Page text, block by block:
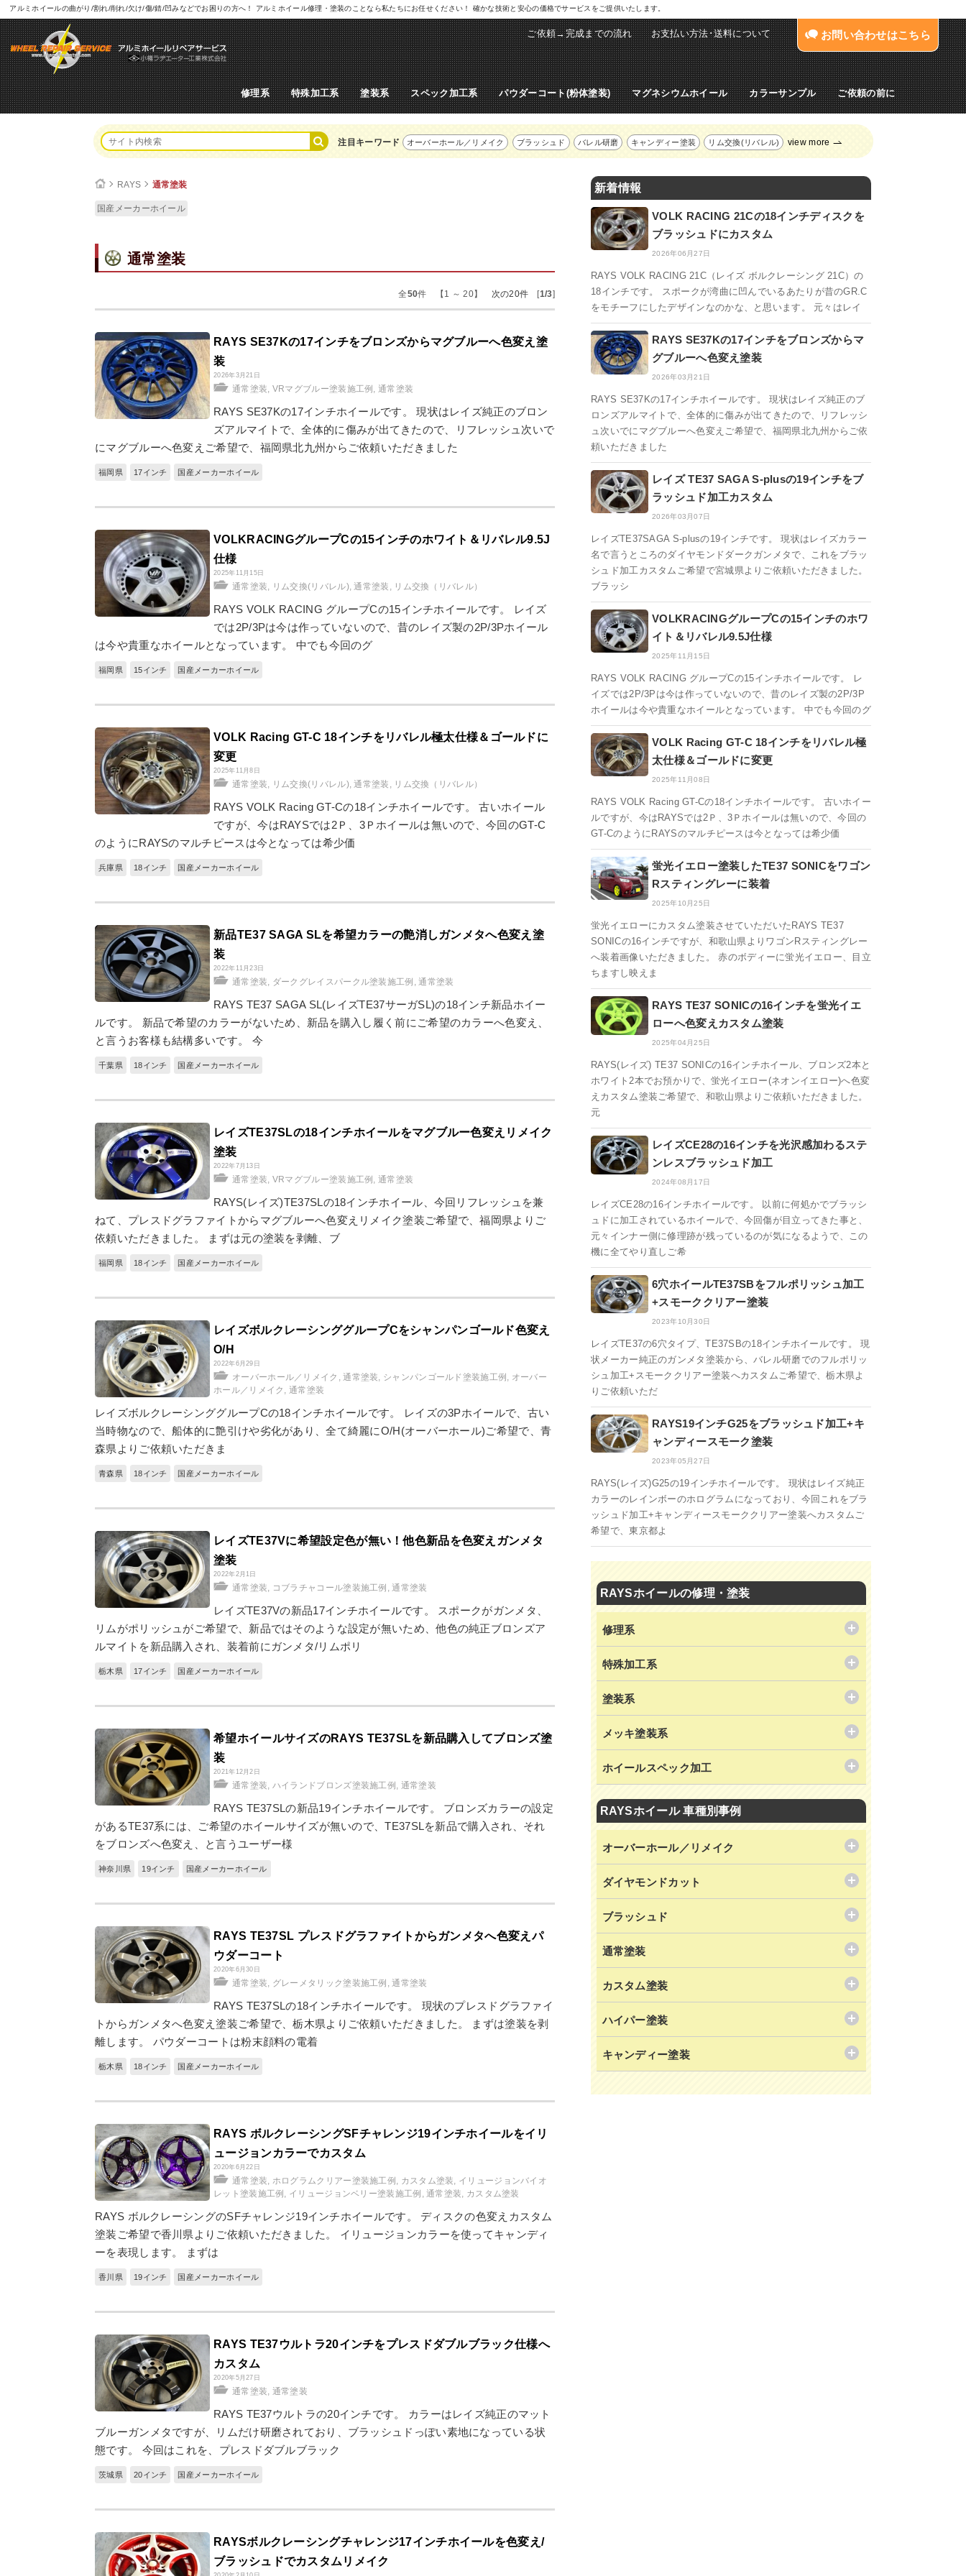
アルミホイールの曲がり/割れ/削れ/欠け/傷/錆/凹みなどでお困りの方へ！ アルミホイール修理・塗装のことなら私たちにお任せください！ 確かな技術と安心の価格でサービスをご提供いたします。
ご依頼→完成までの流れ お支払い方法･送料について お問い合わせはこちら
修理系 特殊加工系 塗装系 スペック加工系 パウダーコート(粉体塗装) マグネシウムホイール カラーサンプル ご依頼の前に
注目キーワード オーバーホール／リメイク ブラッシュド バレル研磨 キャンディー塗装 リム交換(リバレル) view more
RAYS 通常塗装
国産メーカーホイール
通常塗装
全50件 【1 ～ 20】 次の20件 [1/3]
RAYS SE37Kの17インチをブロンズからマグブルーへ色変え塗
装
2026年3月21日
通常塗装, VRマグブルー塗装施工例 ,通常塗装
RAYS SE37Kの17インチホイールです。 現状はレイズ純正のブロン
ズアルマイトで、全体的に傷みが出てきたので、リフレッシュ次いで
にマグブルーへ色変えご希望で、福岡県北九州からご依頼いただきました
福岡県 17インチ 国産メーカーホイール
VOLKRACINGグループCの15インチのホワイト＆リバレル9.5J
仕様
2025年11月15日
通常塗装, リム交換(リバレル),通常塗装 , リム交換（リバレル）
RAYS VOLK RACING グループCの15インチホイールです。 レイズ
では2P/3Pは今は作っていないので、昔のレイズ製の2P/3Pホイール
は今や貴重なホイールとなっています。 中でも今回のグ
福岡県 15インチ 国産メーカーホイール
VOLK Racing GT-C 18インチをリバレル極太仕様＆ゴールドに
変更
2025年11月8日
通常塗装, リム交換(リバレル),通常塗装 , リム交換（リバレル）
RAYS VOLK Racing GT-Cの18インチホイールです。 古いホイール
ですが、今はRAYSでは2Ｐ、3Ｐホイールは無いので、今回のGT-C
のようにRAYSのマルチピースは今となっては希少価
兵庫県 18インチ 国産メーカーホイール
新品TE37 SAGA SLを希望カラーの艶消しガンメタへ色変え塗
装
2022年11月23日
通常塗装, ダークグレイスパークル塗装施工例 ,通常塗装
RAYS TE37 SAGA SL(レイズTE37サーガSL)の18インチ新品ホイー
ルです。 新品で希望のカラーがないため、新品を購入し履く前にご希望のカラーへ色変え、
と言うお客様も結構多いです。 今
千葉県 18インチ 国産メーカーホイール
レイズTE37SLの18インチホイールをマグブルー色変えリメイク
塗装
2022年7月13日
通常塗装, VRマグブルー塗装施工例 ,通常塗装
RAYS(レイズ)TE37SLの18インチホイール、今回リフレッシュを兼
ねて、プレスドグラファイトからマグブルーへ色変えリメイク塗装ご希望で、福岡県よりご
依頼いただきました。 まずは元の塗装を剥離、ブ
福岡県 18インチ 国産メーカーホイール
レイズボルクレーシンググループCをシャンパンゴールド色変え
O/H
2022年6月29日
オーバーホール／リメイク ,通常塗装, シャンパンゴールド塗装施工例 , オーバー
ホール／リメイク ,通常塗装
レイズボルクレーシンググループCの18インチホイールです。 レイズの3Pホイールで、古い
当時物なので、船体的に艶引けや劣化があり、全て綺麗にO/H(オーバーホール)ご希望で、青
森県よりご依頼いただきま
青森県 18インチ 国産メーカーホイール
レイズTE37Vに希望設定色が無い！他色新品を色変えガンメタ
塗装
2022年2月1日
通常塗装, コブラチャコール塗装施工例 ,通常塗装
レイズTE37Vの新品17インチホイールです。 スポークがガンメタ、
リムがポリッシュがご希望で、新品ではそのような設定が無いため、他色の純正ブロンズア
ルマイトを新品購入され、装着前にガンメタ/リムポリ
栃木県 17インチ 国産メーカーホイール
希望ホイールサイズのRAYS TE37SLを新品購入してブロンズ塗
装
2021年12月2日
通常塗装, ハイランドブロンズ塗装施工例 , 通常塗装
RAYS TE37SLの新品19インチホイールです。 ブロンズカラーの設定
があるTE37系には、ご希望のホイールサイズが無いので、TE37SLを新品で購入され、それ
をブロンズへ色変え、と言うユーザー様
神奈川県 19インチ 国産メーカーホイール
RAYS TE37SL プレスドグラファイトからガンメタへ色変えパ
ウダーコート
2020年6月30日
通常塗装, グレーメタリック塗装施工例 ,通常塗装
RAYS TE37SLの18インチホイールです。 現状のプレスドグラファイ
トからガンメタへ色変え塗装ご希望で、栃木県よりご依頼いただきました。 まずは塗装を剥
離します。 パウダーコートは粉末顔料の電着
栃木県 18インチ 国産メーカーホイール
RAYS ボルクレーシングSFチャレンジ19インチホイールをイリ
ュージョンカラーでカスタム
2020年6月22日
通常塗装, ホログラムクリアー塗装施工例 , カスタム塗装, イリュージョンバイオ
レット塗装施工例 , イリュージョンベリー塗装施工例 ,通常塗装, カスタム塗装
RAYS ボルクレーシングのSFチャレンジ19インチホイールです。 ディスクの色変えカスタム
塗装ご希望で香川県よりご依頼いただきました。 イリュージョンカラーを使ってキャンディ
ーを表現します。 まずは
香川県 19インチ 国産メーカーホイール
RAYS TE37ウルトラ20インチをプレスドダブルブラック仕様へ
カスタム
2020年5月27日
通常塗装, 通常塗装
RAYS TE37ウルトラの20インチです。 カラーはレイズ純正のマット
ブルーガンメタですが、リムだけ研磨されており、ブラッシュドっぽい素地になっている状
態です。 今回はこれを、プレスドダブルブラック
茨城県 20インチ 国産メーカーホイール
RAYSボルクレーシングチャレンジ17インチホイールを色変え/
ブラッシュドでカスタムリメイク
新着情報
VOLK RACING 21Cの18インチディスクを
ブラッシュドにカスタム
2026年06月27日
RAYS VOLK RACING 21C（レイズ ボルクレーシング 21C）の
18インチです。 スポークが湾曲に凹んでいるあたりが昔のGR.C
をモチーフにしたデザインなのかな、と思います。 元々はレイ
RAYS SE37Kの17インチをブロンズからマ
グブルーへ色変え塗装
2026年03月21日
RAYS SE37Kの17インチホイールです。 現状はレイズ純正のブ
ロンズアルマイトで、全体的に傷みが出てきたので、リフレッシ
ュ次いでにマグブルーへ色変えご希望で、福岡県北九州からご依
頼いただきました
レイズ TE37 SAGA S-plusの19インチをブ
ラッシュド加工カスタム
2026年03月07日
レイズTE37SAGA S-plusの19インチです。 現状はレイズカラー
名で言うところのダイヤモンドダークガンメタで、これをブラッ
シュド加工カスタムご希望で宮城県よりご依頼いただきました。
ブラッシ
VOLKRACINGグループCの15インチのホワ
イト＆リバレル9.5J仕様
2025年11月15日
RAYS VOLK RACING グループCの15インチホイールです。 レ
イズでは2P/3Pは今は作っていないので、昔のレイズ製の2P/3P
ホイールは今や貴重なホイールとなっています。 中でも今回のグ
VOLK Racing GT-C 18インチをリバレル極
太仕様＆ゴールドに変更
2025年11月08日
RAYS VOLK Racing GT-Cの18インチホイールです。 古いホイー
ルですが、今はRAYSでは2Ｐ、3Ｐホイールは無いので、今回の
GT-CのようにRAYSのマルチピースは今となっては希少価
蛍光イエロー塗装したTE37 SONICをワゴン
Rスティングレーに装着
2025年10月25日
蛍光イエローにカスタム塗装させていただいたRAYS TE37
SONICの16インチですが、和歌山県よりワゴンRスティングレー
へ装着画像いただきました。 赤のボディーに蛍光イエロー、目立
ちますし映えま
RAYS TE37 SONICの16インチを蛍光イエ
ローへ色変えカスタム塗装
2025年04月25日
RAYS(レイズ) TE37 SONICの16インチホイール、ブロンズ2本と
ホワイト2本でお預かりで、蛍光イエロー(ネオンイエロー)へ色変
えカスタム塗装ご希望で、和歌山県よりご依頼いただきました。
元
レイズCE28の16インチを光沢感加わるステ
ンレスブラッシュド加工
2024年08月17日
レイズCE28の16インチホイールです。 以前に何処かでブラッシ
ュドに加工されているホイールで、今回傷が目立ってきた事と、
元々インナー側に修理跡が残っているのが気になるようで、この
機に全てやり直しご希
6穴ホイールTE37SBをフルポリッシュ加工
+スモーククリアー塗装
2023年10月30日
レイズTE37の6穴タイプ、TE37SBの18インチホイールです。 現
状メーカー純正のガンメタ塗装から、バレル研磨でのフルポリッ
シュ加工+スモーククリアー塗装へカスタムご希望で、栃木県よ
りご依頼いただ
RAYS19インチG25をブラッシュド加工+キ
ャンディースモーク塗装
2023年05月27日
RAYS(レイズ)G25の19インチホイールです。 現状はレイズ純正
カラーのレインボーのホログラムになっており、今回これをブラ
ッシュド加工+キャンディースモーククリアー塗装へカスタムご
希望で、東京都よ
RAYSホイールの修理・塗装
修理系
特殊加工系
塗装系
メッキ塗装系
ホイールスペック加工
RAYSホイール 車種別事例
オーバーホール／リメイク
ダイヤモンドカット
ブラッシュド
通常塗装
カスタム塗装
ハイパー塗装
キャンディー塗装